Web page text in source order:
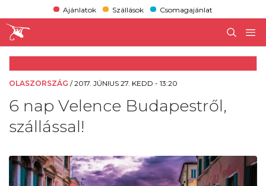
Ajánlatok Szállások Csomagajánlat
OLASZORSZÁG /2017. JÚNIUS 27. KEDD - 13:20
6 nap Velence Budapestről,
szállással!